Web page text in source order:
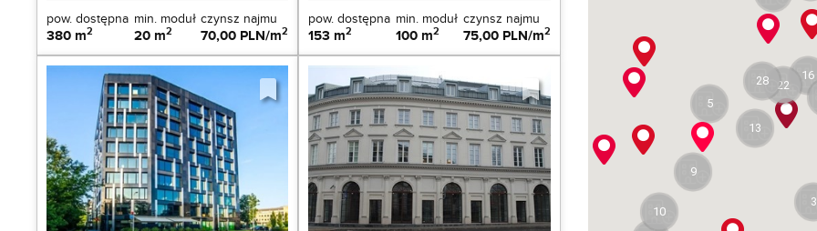
pow. dostępna
380 m2
min. moduł
20 m2
czynsz najmu
70,00 PLN/m2
pow. dostępna
153 m2
min. moduł
100 m2
czynsz najmu
75,00 PLN/m2
13
9
3
10
16
22
5
28